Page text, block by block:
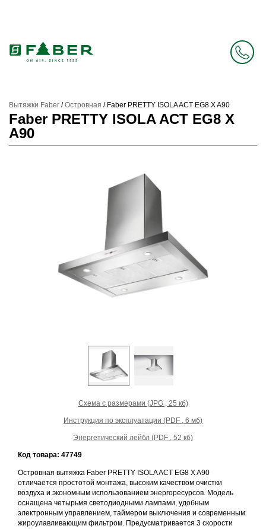
Вытяжки Faber /Островная / Faber PRETTY ISOLA ACT EG8 X A90
Faber PRETTY ISOLA ACT EG8 X
A90
Схема с размерами (JPG , 25 кб)
Инструкция по эксплуатации (PDF , 6 мб)
Энергетический лейбл (PDF , 52 кб)
Код товара: 47749
Островная вытяжка Faber PRETTY ISOLA ACT EG8 X A90
отличается простотой монтажа, высоким качеством очистки
воздуха и экономным использованием энергоресурсов. Модель
оснащена четырьмя светодиодными лампами, удобным
электронным управлением, таймером выключения и современным
жироулавливающим фильтром. Предусматривается 3 скорости